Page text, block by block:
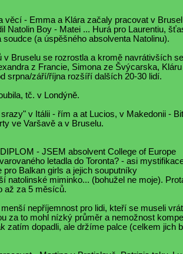
věcí - Emma a Klára začaly pracovat v
Natolin Boy - Matei ... Hurá pro Laurentiu,
(a úspěšného absolventa Natolinu).
v Bruselu se rozrostla a kromě navrátivších
z Francie, Simona ze Švýcarska,
srpna/září/října rozšíří dalších 20-30 lidí.
tč. v Londýně.
v Itálii - řím a at Lucios, v Makedonii -
ve Varšavě a v Bruselu.
- JSEM absolvent College of Europe
letadla do Toronta? - asi
pro Balkan girls a jejich souputníky
natolinské miminko... (bohužel ne moje).
až za 5 měsíců.
nepříjemnost pro lidi, kteří se museli
za to mohl nízký průměr a nemožnost
zatím dopadli, ale držíme palce (celkem jich